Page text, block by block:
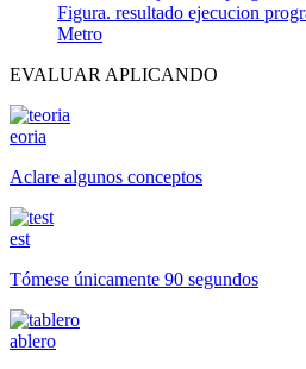
Figura. resultado ejecucion
Metro
EVALUAR APLICANDO
eoria
Aclare algunos conceptos
est
Tómese únicamente 90 segundos
ablero